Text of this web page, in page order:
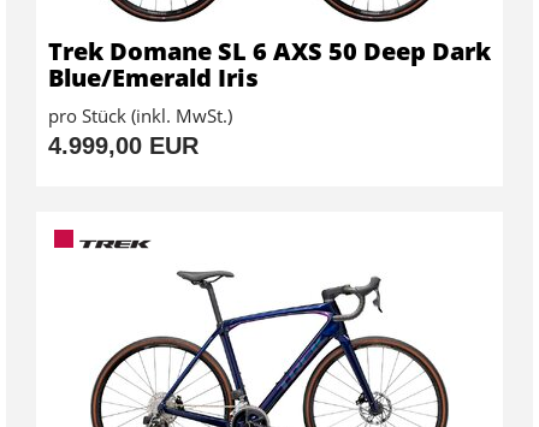
Trek Domane SL 6 AXS 50 Deep Dark
Blue/Emerald Iris
pro Stück (inkl. MwSt.)
4.999,00 EUR